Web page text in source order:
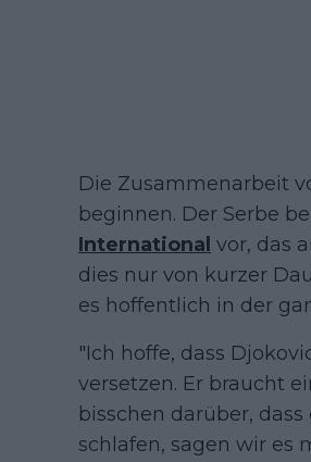
Die Zusammenarbeit
beginnen. Der Serbe
International vor, das
dies nur von kurzer
es hoffentlich in der
"Ich hoffe, dass
versetzen. Er braucht
bisschen darüber,
schlafen, sagen wir es